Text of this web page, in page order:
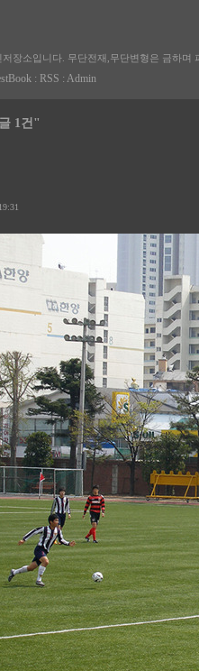
장소입니다. 무단전재,무단변형은 금하
: RSS : Admin
1건"